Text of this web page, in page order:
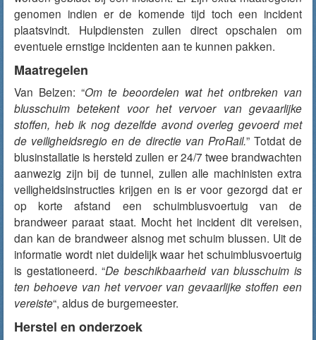
genomen indien er de komende tijd toch een incident
plaatsvindt. Hulpdiensten zullen direct opschalen om
eventuele ernstige incidenten aan te kunnen pakken.
Maatregelen
Van Belzen: “Om te beoordelen wat het ontbreken van
blusschuim betekent voor het vervoer van gevaarlijke
stoffen, heb ik nog dezelfde avond overleg gevoerd met
de veiligheidsregio en de directie van ProRail.” Totdat de
blusinstallatie is hersteld zullen er 24/7 twee brandwachten
aanwezig zijn bij de tunnel, zullen alle machinisten extra
veiligheidsinstructies krijgen en is er voor gezorgd dat er
op korte afstand een schuimblusvoertuig van de
brandweer paraat staat. Mocht het incident dit vereisen,
dan kan de brandweer alsnog met schuim blussen. Uit de
informatie wordt niet duidelijk waar het schuimblusvoertuig
is gestationeerd. “De beschikbaarheid van blusschuim is
ten behoeve van het vervoer van gevaarlijke stoffen een
vereiste“, aldus de burgemeester.
Herstel en onderzoek